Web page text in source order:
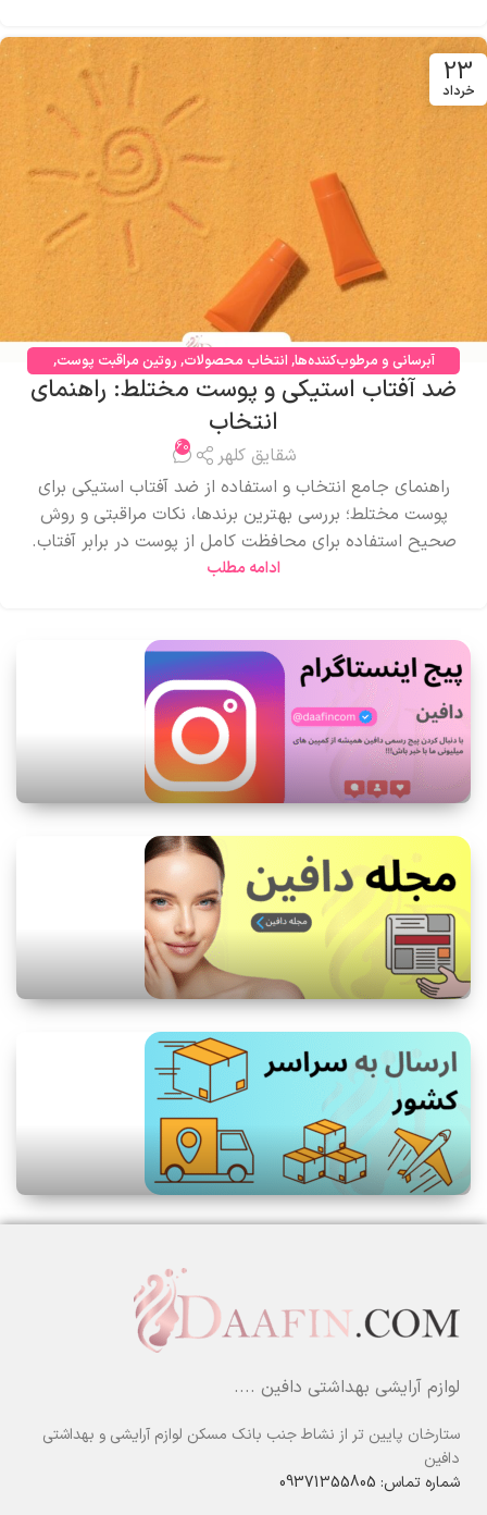
23
خرداد
آبرسانی و مرطوب‌کننده‌ها, انتخاب محصولات, روتین مراقبت پوست,
محصولات مراقبتی,مراقبت صورت
ضد آفتاب استیکی و پوست مختلط: راهنمای
انتخاب
شقایق کلهر 60
راهنمای جامع انتخاب و استفاده از ضد آفتاب استیکی برای
پوست مختلط؛ بررسی بهترین برندها، نکات مراقبتی و روش
صحیح استفاده برای محافظت کامل از پوست در برابر آفتاب.
ادامه مطلب
لوازم آرایشی بهداشتی دافین ....
ستارخان پایین تر از نشاط جنب بانک مسکن لوازم آرایشی و بهداشتی
دافین
شماره تماس: 09371355805